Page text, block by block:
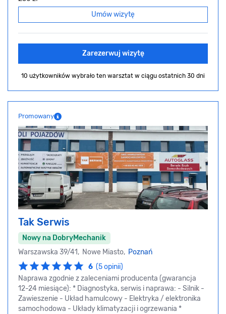
Umów wizytę
Zarezerwuj wizytę
10 użytkowników wybrało ten warsztat w ciągu ostatnich 30 dni
Promowany
Tak Serwis
Nowy na DobryMechanik
Warszawska 39/41, Nowe Miasto, Poznań
6 (5 opinii)
Naprawa zgodnie z zaleceniami producenta (gwarancja
12-24 miesiące): * Diagnostyka, serwis i naprawa: - Silnik -
Zawieszenie - Układ hamulcowy - Elektryka / elektronika
samochodowa - Układy klimatyzacji i ogrzewania *